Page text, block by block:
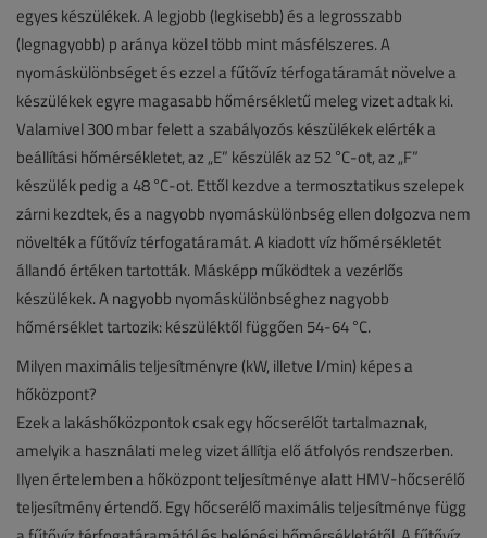
egyes készülékek. A legjobb (legkisebb) és a legrosszabb
(legnagyobb) p aránya közel több mint másfélszeres. A
nyomáskülönbséget és ezzel a fűtővíz térfogatáramát növelve a
készülékek egyre magasabb hőmérsékletű meleg vizet adtak ki.
Valamivel 300 mbar felett a szabályozós készülékek elérték a
beállítási hőmérsékletet, az „E” készülék az 52 °C-ot, az „F”
készülék pedig a 48 °C-ot. Ettől kezdve a termosztatikus szelepek
zárni kezdtek, és a nagyobb nyomáskülönbség ellen dolgozva nem
növelték a fűtővíz térfogatáramát. A kiadott víz hőmérsékletét
állandó értéken tartották. Másképp működtek a vezérlős
készülékek. A nagyobb nyomáskülönbséghez nagyobb
hőmérséklet tartozik: készüléktől függően 54-64 °C.
Milyen maximális teljesítményre (kW, illetve l/min) képes a
hőközpont?
Ezek a lakáshőközpontok csak egy hőcserélőt tartalmaznak,
amelyik a használati meleg vizet állítja elő átfolyós rendszerben.
Ilyen értelemben a hőközpont teljesítménye alatt HMV-hőcserélő
teljesítmény értendő. Egy hőcserélő maximális teljesítménye függ